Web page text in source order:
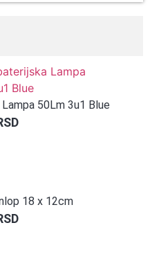
50Lm 3u1 Blue
18 x 12cm